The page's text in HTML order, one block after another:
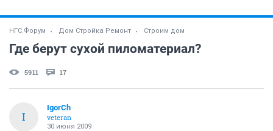
НГС.Форум Дом Стройка Ремонт Строим дом
Где берут сухой пиломатериал?
5911 17
I
IgorCh
veteran
30 июня 2009